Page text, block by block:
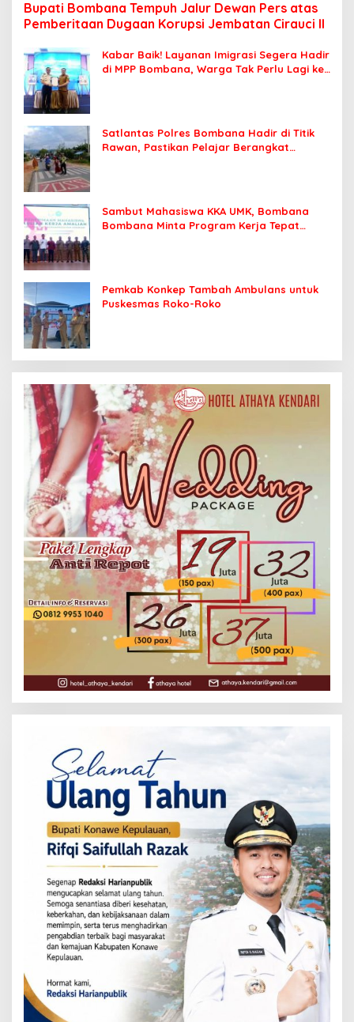
Bupati Bombana Tempuh Jalur Dewan Pers atas
Pemberitaan Dugaan Korupsi Jembatan Cirauci II
Kabar Baik! Layanan Imigrasi Segera Hadir
di MPP Bombana, Warga Tak Perlu Lagi ke
Satlantas Polres Bombana Hadir di Titik
Rawan, Pastikan Pelajar Berangkat
Sambut Mahasiswa KKA UMK, Bombana
Bombana Minta Program Kerja Tepat
Pemkab Konkep Tambah Ambulans untuk
Puskesmas Roko-Roko